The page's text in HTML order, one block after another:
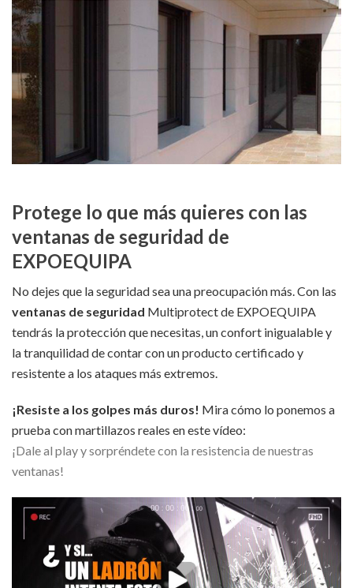
Protege lo que más quieres con las
ventanas de seguridad de
EXPOEQUIPA
No dejes que la seguridad sea una preocupación más. Con las
ventanas de seguridad Multiprotect de EXPOEQUIPA
tendrás la protección que necesitas, un confort inigualable y
la tranquilidad de contar con un producto certificado y
resistente a los ataques más extremos.
¡Resiste a los golpes más duros! Miracómo lo ponemos a
prueba con martillazos reales en este vídeo:
¡Dale al play y sorpréndete con la resistencia de nuestras
ventanas!